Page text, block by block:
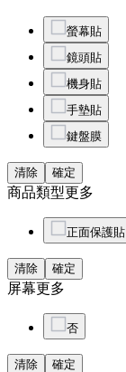
螢幕貼
鏡頭貼
機身貼
手墊貼
鍵盤膜
清除 確定
商品類型更多
正面保護貼
清除 確定
屏幕更多
否
清除 確定